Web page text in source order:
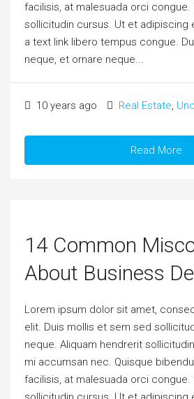
facilisis, at malesuada orci congue.
sollicitudin cursus. Ut et adipiscing
a text link libero tempus congue.
neque, et ornare neque...
10 years ago Real Estate,
Read More
14 Common
About Business
Lorem ipsum dolor sit amet,
elit. Duis mollis et sem sed
neque. Aliquam hendrerit
mi accumsan nec. Quisque
facilisis, at malesuada orci congue.